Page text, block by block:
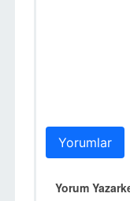
Yorumlar
Yorum